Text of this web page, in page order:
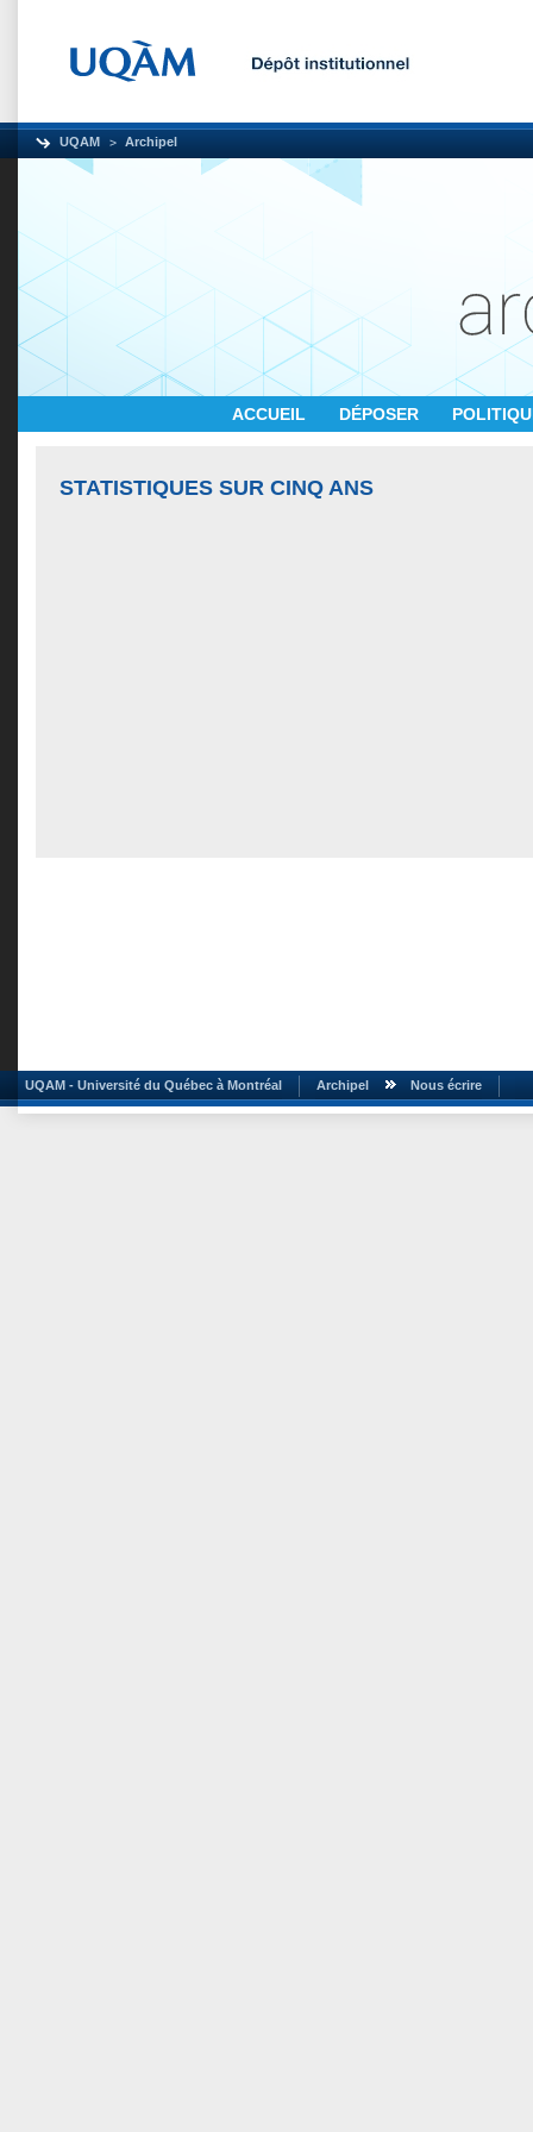
UQAM Archipel
ACCUEIL DÉPOSER
STATISTIQUES SUR CINQ ANS
UQAM - Université du Québec à Montréal Archipel Nous écrire